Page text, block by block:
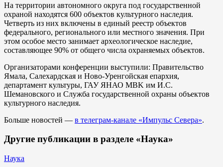
На территории автономного округа под государственной
охраной находятся 600 объектов культурного наследия.
Четверть из них включены в единый реестр объектов
федерального, регионального или местного значения. При
этом особое место занимает археологическое наследие,
составляющее 90% от общего числа охраняемых объектов.
Организаторами конференции выступили: Правительство
Ямала, Салехардская и Ново-Уренгойская епархия,
департамент культуры, ГАУ ЯНАО MBK им И.С.
Шемановского и Служба государственной охраны объектов
культурного наследия.
Больше новостей — в телеграм-канале «Импульс Севера».
Другие публикации в разделе «Наука»
Наука